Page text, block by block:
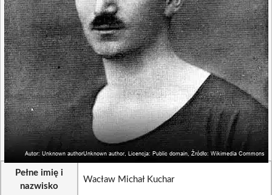
Pełne imię i
nazwisko
Wacław Michał Kuchar